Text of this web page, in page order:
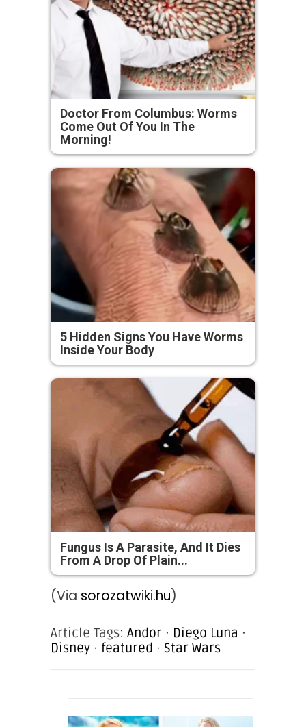
Doctor From Columbus: Worms
Come Out Of You In The
Morning!
5 Hidden Signs You Have Worms
Inside Your Body
Fungus Is A Parasite, And It Dies
From A Drop Of Plain...
(Via sorozatwiki.hu)
Article Tags: Andor · Diego Luna ·
Disney · featured · Star Wars